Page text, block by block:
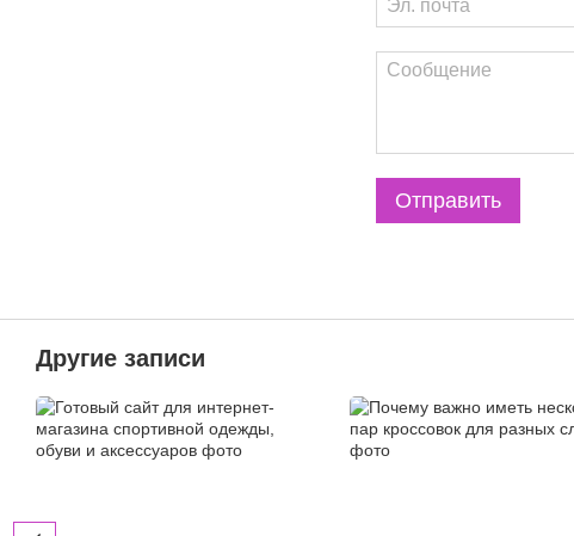
Отправить
Другие записи